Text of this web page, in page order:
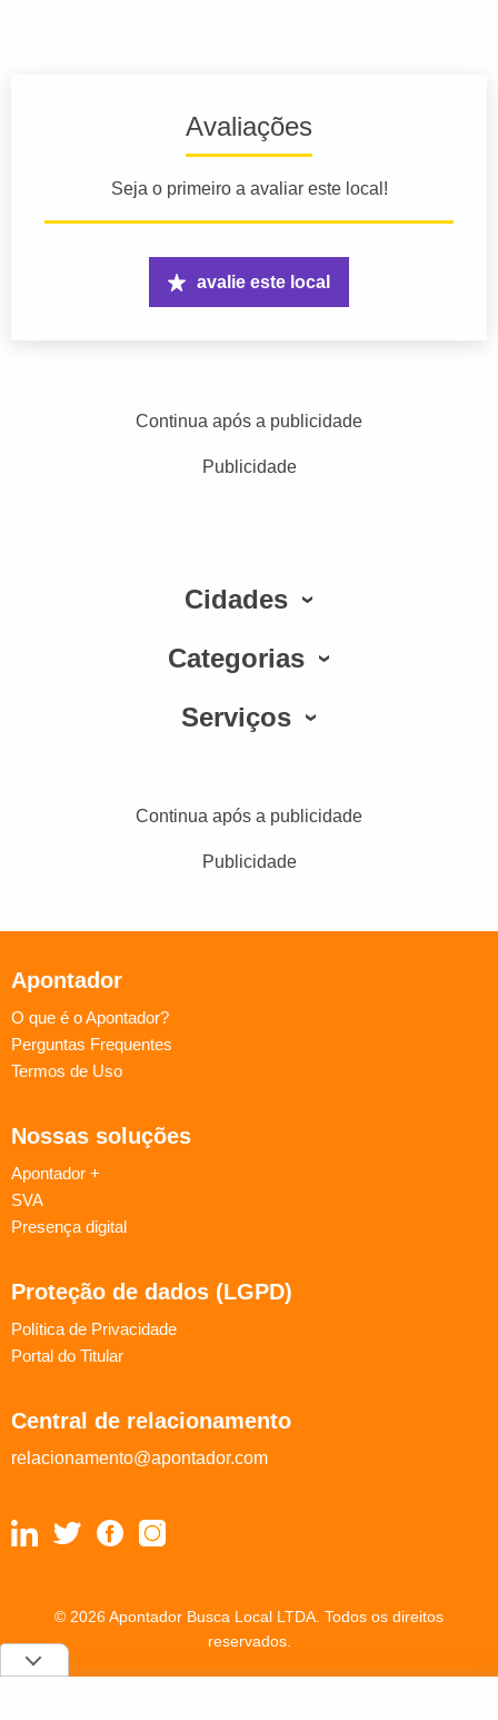
Avaliações
Seja o primeiro a avaliar este local!
avalie este local
Continua após a publicidade
Publicidade
Cidades
Categorias
Serviços
Continua após a publicidade
Publicidade
Apontador
O que é o Apontador?
Perguntas Frequentes
Termos de Uso
Nossas soluções
Apontador +
SVA
Presença digital
Proteção de dados (LGPD)
Política de Privacidade
Portal do Titular
Central de relacionamento
relacionamento@apontador.com
© 2026 Apontador Busca Local LTDA. Todos os direitos
reservados.